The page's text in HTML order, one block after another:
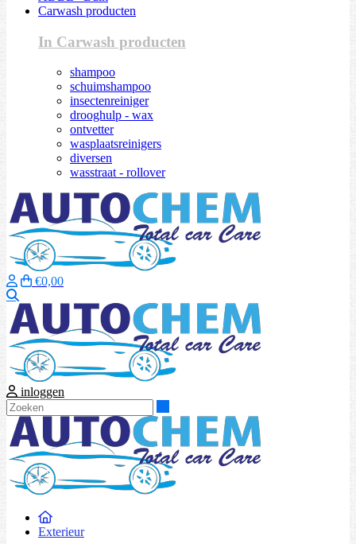
Carwash producten
In Carwash producten
shampoo
schuimshampoo
insectenreiniger
drooghulp - wax
ontvetter
wasplaatsreinigers
diversen
wasstraat - rollover
€0,00
inloggen
Exterieur